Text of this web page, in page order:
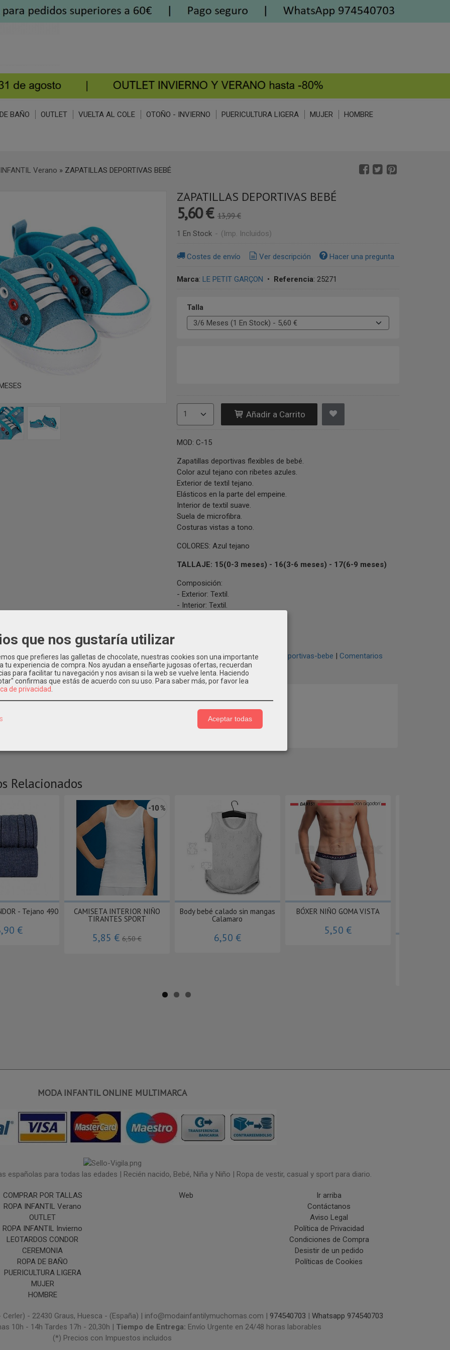
BAÑO OUTLET VUELTA AL COLE OTOÑO - INVIERNO PUERICULTURA LIGERA MUJER HOMBRE
Verano » ZAPATILLAS DEPORTIVAS BEBÉ
ZAPATILLAS DEPORTIVAS BEBÉ
5,60 € 13,99 €
1 En Stock - (Imp. Incluidos)
Costes de envío Ver descripción Hacer una pregunta
Marca: LE PETIT GARÇON • Referencia: 25271
Talla
Añadir a Carrito
MOD: C-15
Zapatillas deportivas flexibles de bebé.
Color azul tejano con ribetes azules.
Exterior de textil tejano.
Elásticos en la parte del empeine.
Interior de textil suave.
Suela de microfibra.
Costuras vistas a tono.
COLORES: Azul tejano
TALLAJE: 15(0-3 meses) - 16(3-6 meses) - 17(6-9 meses)
Composición:
- Exterior: Textil.
- Interior: Textil.
INFANTIL Verano|Tags:nina bebe nino calzado-bebe zapatilla-bebe zapatillas-deportivas-bebe | Comentarios
Relacionados
- Tejano 490
€
-10 %
CAMISETA INTERIOR NIÑO
TIRANTES SPORT
5,85 € 6,50 €
Body bebé calado sin mangas
Calamaro
6,50 €
BÓXER NIÑO GOMA VISTA
5,50 €
MODA INFANTIL ONLINE MULTIMARCA
españolas para todas las edades | Recién nacido, Bebé, Niña y Niño | Ropa de vestir, casual y sport para diario.
COMPRAR POR TALLAS
ROPA INFANTIL Verano
OUTLET
ROPA INFANTIL Invierno
LEOTARDOS CONDOR
CEREMONIA
ROPA DE BAÑO
PUERICULTURA LIGERA
MUJER
HOMBRE
Web
Ir arriba
Contáctanos
Aviso Legal
Política de Privacidad
Condiciones de Compra
Desistir de un pedido
Políticas de Cookies
- 22430 Graus, Huesca - (España) | info@modainfantilymuchomas.com | 974540703 | Whatsapp 974540703
10h - 14h Tardes 17h - 20,30h | Tiempo de Entrega: Envío Urgente en 24/48 horas laborables
(*) Precios con Impuestos incluidos
que nos gustaría utilizar
que prefieres las galletas de chocolate, nuestras cookies son una importante
tu experiencia de compra. Nos ayudan a enseñarte jugosas ofertas, recuerdan
para facilitar tu navegación y nos avisan si la web se vuelve lenta. Haciendo
confirmas que estás de acuerdo con su uso. Para saber más, por favor lea
de privacidad
Aceptar todas